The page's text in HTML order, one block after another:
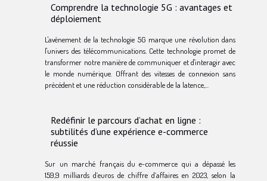
Comprendre la technologie 5G : avantages et
déploiement
L'avènement de la technologie 5G marque une révolution dans
l'univers des télécommunications. Cette technologie promet de
transformer notre manière de communiquer et d'interagir avec
le monde numérique. Offrant des vitesses de connexion sans
précédent et une réduction considérable de la latence,...
Redéfinir le parcours d’achat en ligne :
subtilités d’une expérience e-commerce
réussie
Sur un marché français du e-commerce qui a dépassé les
159,9 milliards d’euros de chiffre d’affaires en 2023, selon la